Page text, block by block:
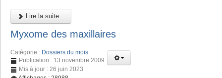
Lire la suite...
Myxome des maxillaires
Catégorie : Dossiers du mois
Publication : 13 novembre 2009
Mis à jour : 26 juin 2023